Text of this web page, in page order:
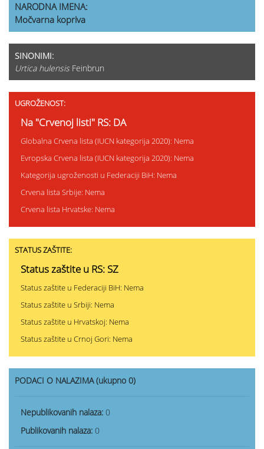
NARODNA IMENA:
Močvarna kopriva
SINONIMI:
Urtica hulensis Feinbrun
UGROŽENOST:
Na "Crvenoj listi" RS: DA
Globalna Crvena lista (IUCN kategorija 2020): Nema
Evropska Crvena lista (IUCN kategorija 2020): Nema
Kategorija ugroženosti u Federaciji BiH: Nema
Crvena lista Srbije: Nema
Crvena lista Hrvatske: Nema
STATUS ZAŠTITE:
Status zaštite u RS: SZ
Status zaštite u Federaciji BiH: Nema
Status zaštite u Srbiji: Nema
Status zaštite u Hrvatskoj: Nema
Status zaštite u Crnoj Gori: Nema
PODACI O NALAZIMA (ukupno 0)
Nepublikovanih nalaza: 0
Publikovanih nalaza: 0